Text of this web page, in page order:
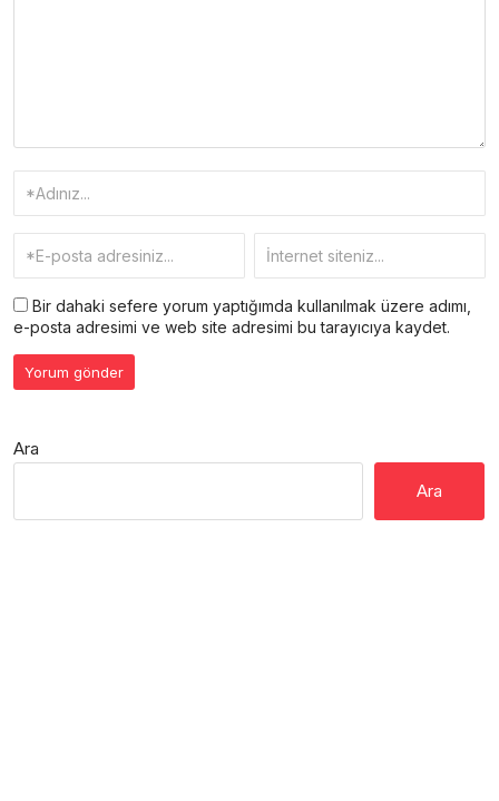
Bir dahaki sefere yorum yaptığımda kullanılmak üzere adımı,
e-posta adresimi ve web site adresimi bu tarayıcıya kaydet.
Ara
Ara